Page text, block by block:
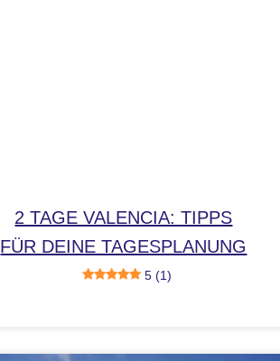
2 TAGE VALENCIA: TIPPS
FÜR DEINE TAGESPLANUNG
5 (1)